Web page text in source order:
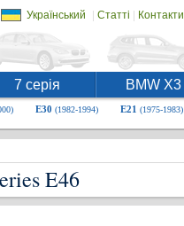
Український | Статті | Контакти
7 серія BMW X3
E30 (1982-1994) E21 (1975-1983)
E46